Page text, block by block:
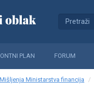
PLAN FORUM
Mišljenja Ministarstva financija